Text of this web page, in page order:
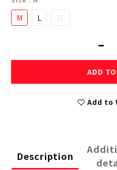
M L XL
ADD
Add to
Description